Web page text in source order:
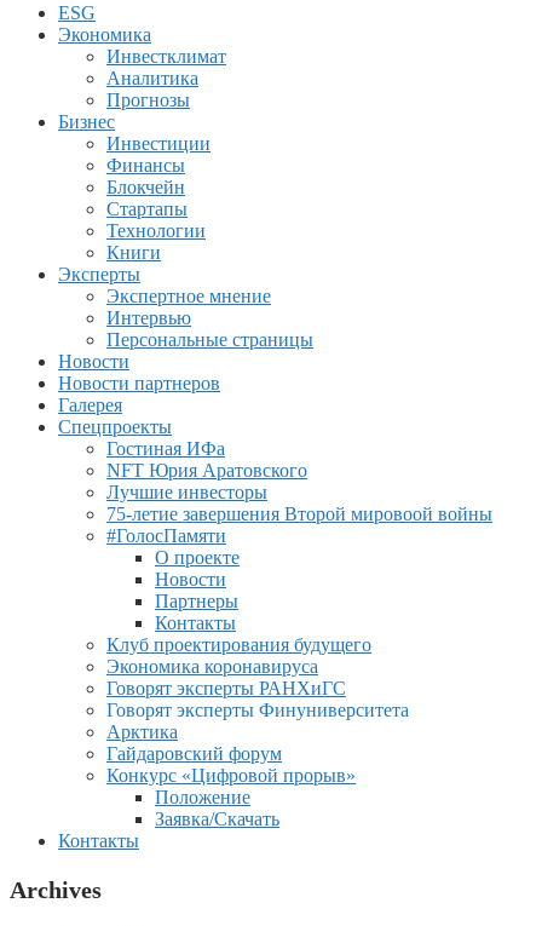
ESG
Экономика
Инвестклимат
Аналитика
Прогнозы
Бизнес
Инвестиции
Финансы
Блокчейн
Стартапы
Технологии
Книги
Эксперты
Экспертное мнение
Интервью
Персональные страницы
Новости
Новости партнеров
Галерея
Спецпроекты
Гостиная ИФа
NFT Юрия Аратовского
Лучшие инвесторы
75-летие завершения Второй мировоой войны
#ГолосПамяти
О проекте
Новости
Партнеры
Контакты
Клуб проектирования будущего
Экономика коронавируса
Говорят эксперты РАНХиГС
Говорят эксперты Финуниверситета
Арктика
Гайдаровский форум
Конкурс «Цифровой прорыв»
Положение
Заявка/Скачать
Контакты
Archives